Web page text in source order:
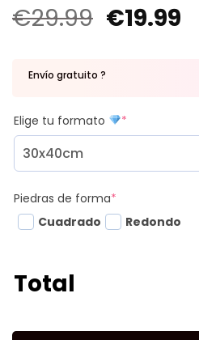
€29.99 €19.99
Envío gratuito ?
Elige tu formato *
Piedras de forma*
Cuadrado
Redondo
Total